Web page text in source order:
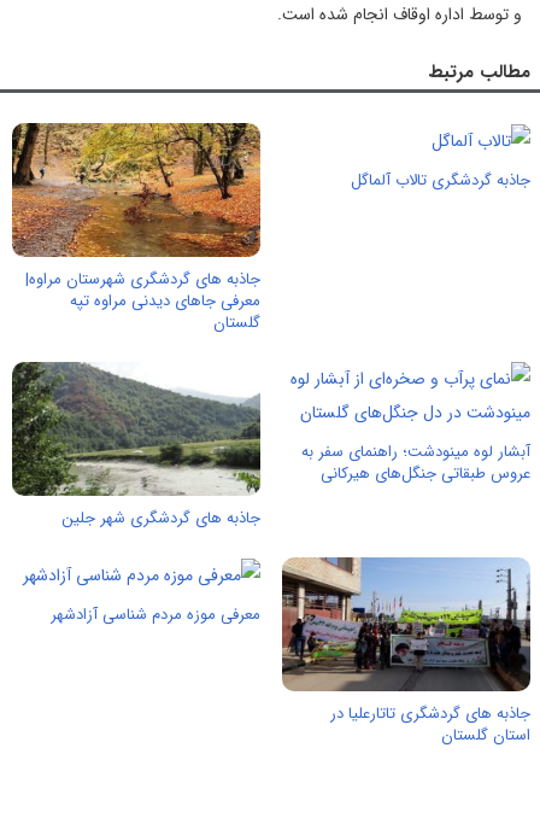
و توسط اداره اوقاف انجام شده است.
مطالب مرتبط
جاذبه گردشگری تالاب آلماگل
جاذبه های گردشگری شهرستان مراوه|
معرفی جاهای دیدنی مراوه تپه
گلستان
آبشار لوه مینودشت؛ راهنمای سفر به
عروس طبقاتی جنگل‌های هیرکانی
جاذبه های گردشگری شهر جلین
جاذبه های گردشگری تاتارعلیا در
استان گلستان
معرفی موزه مردم شناسی آزادشهر